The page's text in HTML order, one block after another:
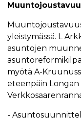
yleistymässä. L
asuntojen
myötä A-
eteenpäin Longan
-